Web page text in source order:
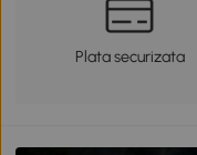
Plata securizata